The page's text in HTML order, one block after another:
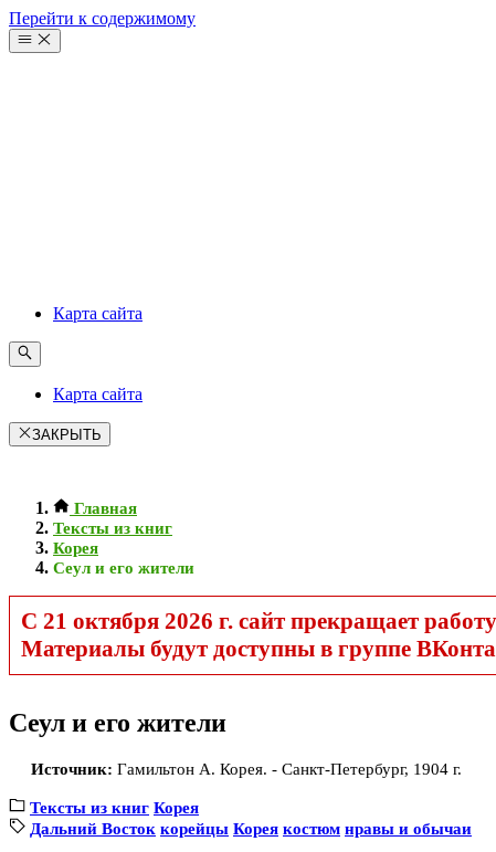
Перейти к содержимому
Карта сайта
Карта сайта
ЗАКРЫТЬ
Главная
Тексты из книг
Корея
Сеул и его жители
С 21 октября 2026 г. сайт прекращает
Материалы будут доступны в группе
Сеул и его жители
Источник: Гамильтон А. Корея. - Санкт-Петербург, 1904 г.
Тексты из книг Корея
Дальний Восток корейцы Корея костюм нравы и обычаи